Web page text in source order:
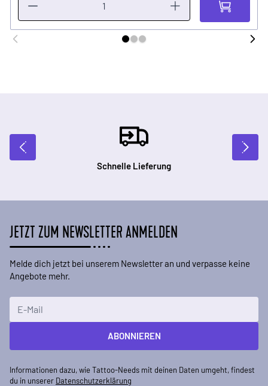
Schnelle Lieferung
JETZT ZUM NEWSLETTER ANMELDEN
Melde dich jetzt bei unserem Newsletter an und verpasse keine
Angebote mehr.
ABONNIEREN
Informationen dazu, wie Tattoo-Needs mit deinen Daten umgeht, findest
du in unserer Datenschutzerklärung